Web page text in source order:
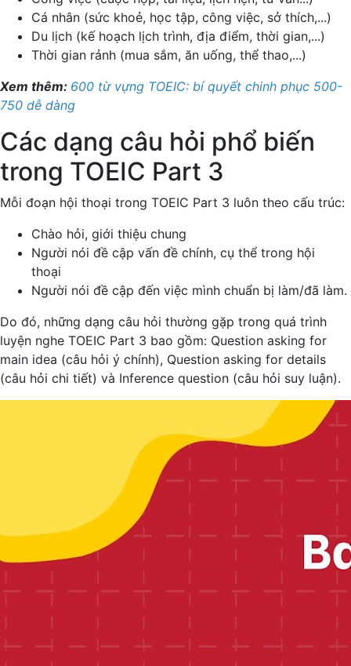
Cá nhân (sức khoẻ, học tập, công việc, sở thích,...)
Du lịch (kế hoạch lịch trình, địa điểm, thời gian,...)
Thời gian rảnh (mua sắm, ăn uống, thể thao,...)
Xem thêm: 600 từ vựng TOEIC: bí quyết chinh phục 500-
750 dễ dàng
Các dạng câu hỏi phổ biến
trong TOEIC Part 3
Mỗi đoạn hội thoại trong TOEIC Part 3 luôn theo cấu trúc:
Chào hỏi, giới thiệu chung
Người nói đề cập vấn đề chính, cụ thể trong hội
thoại
Người nói đề cập đến việc mình chuẩn bị làm/đã làm.
Do đó, những dạng câu hỏi thường gặp trong quá trình
luyện nghe TOEIC Part 3 bao gồm: Question asking for
main idea (câu hỏi ý chính), Question asking for details
(câu hỏi chi tiết) và Inference question (câu hỏi suy luận).